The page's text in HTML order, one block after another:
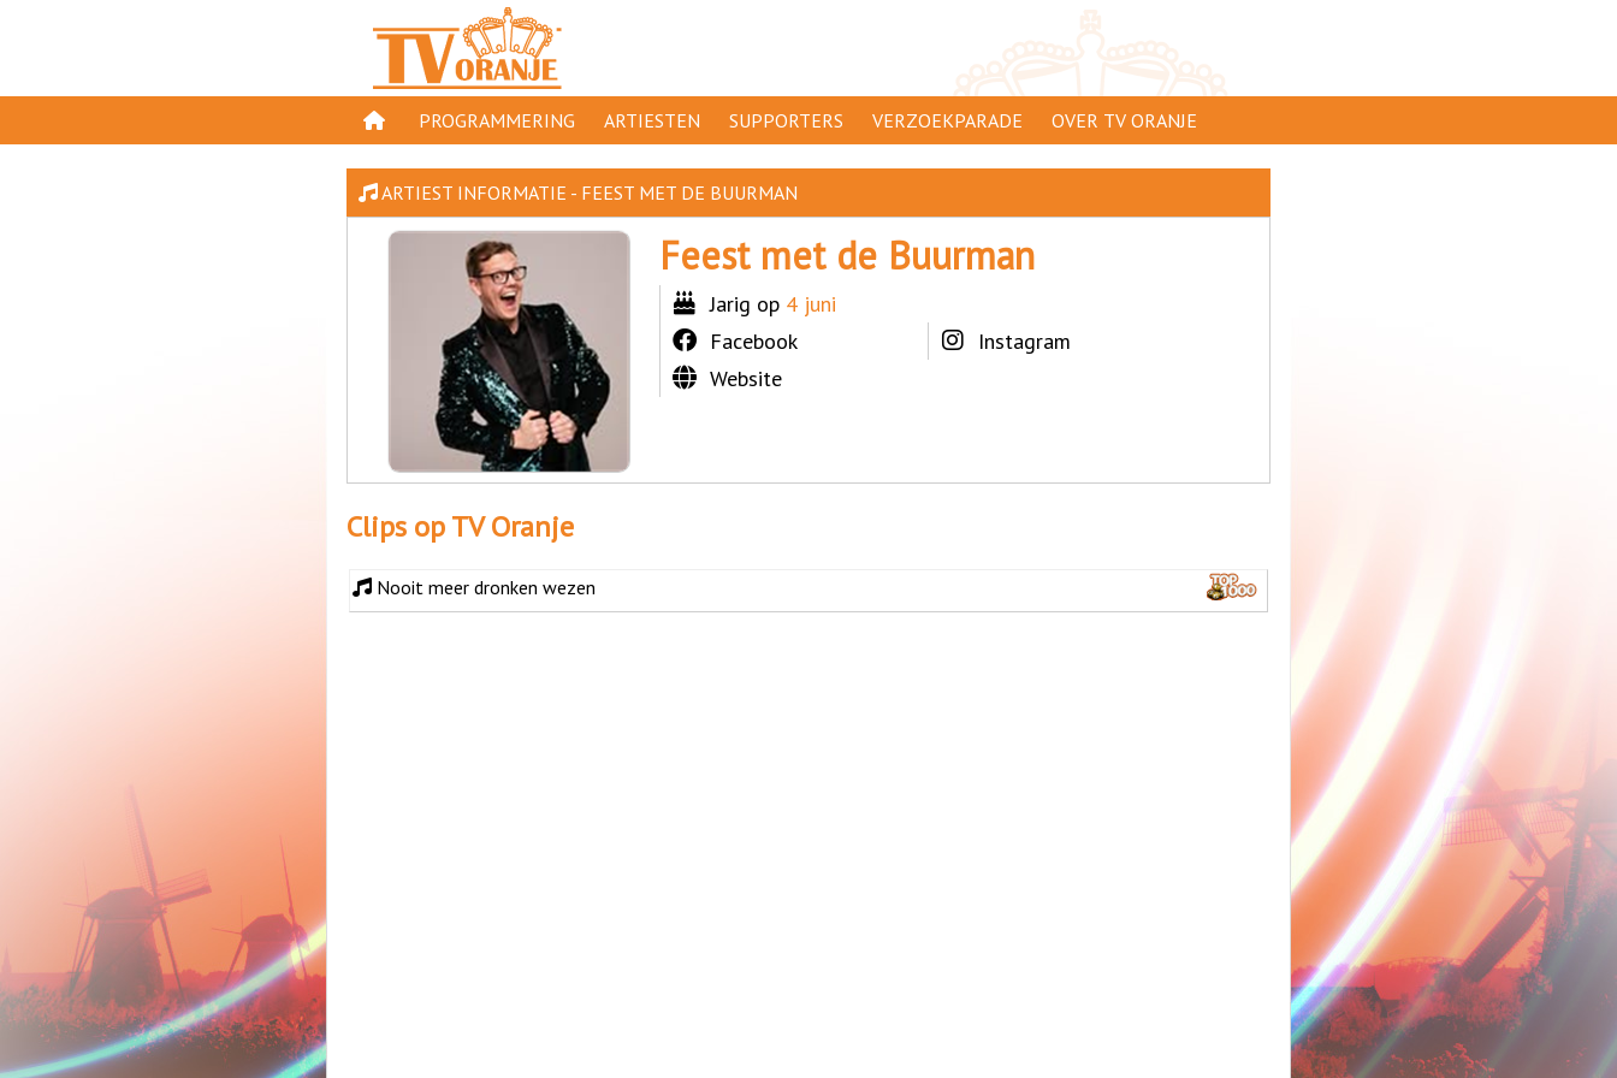
PROGRAMMERING
PROGRAMMA'S
GESPEELD OP TV ORANJE
ORANJE KROON
TV ORANJE TOP 1000
11 VAN ORANJE
ARTIESTEN SUPPORTERS
SUPPORTERSACTIES
AANMELDEN
VERZOEKPARADE OVER TV ORANJE
WAAR TE ZIEN
CLIP INSTUREN
ARTIEST INFORMATIE - FEEST MET DE BUURMAN
Feest met de Buurman
Jarig op 4 juni
Facebook
Instagram
Website
Clips op TV Oranje
Nooit meer dronken wezen